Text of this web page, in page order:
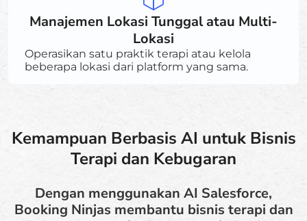
Manajemen Lokasi Tunggal atau Multi-
Lokasi
Operasikan satu praktik terapi atau kelola
beberapa lokasi dari platform yang sama.
Kemampuan Berbasis AI untuk Bisnis
Terapi dan Kebugaran
Dengan menggunakan AI Salesforce,
Booking Ninjas membantu bisnis terapi dan